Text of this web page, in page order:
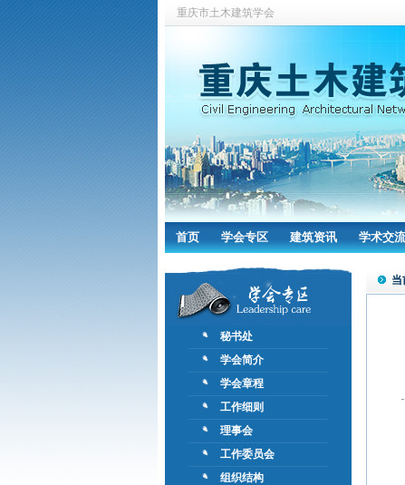
重庆市土木建筑学会
首页 学会专区 建筑资讯 学术交流
秘书处
学会简介
学会章程
工作细则
理事会
工作委员会
组织结构
当